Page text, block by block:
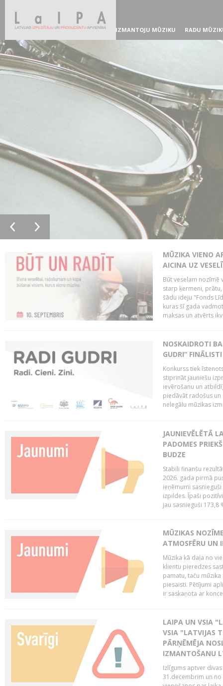
IZMANTOJU MŪZIKU RADU
MŪZIKA VIENO
AICINA UZ
Būt veselam nozīmē
starp ķermeni,
šādu ideju "Fonds
kuras šī gada
maksas un atvērts
NOSKAIDROTI
GUDRI” FINĀLISTI
Konkurss tiek
stiprināt jauniešu
ievērošanu un
piedāvāt radošus
nelegālu mūzikas
JAUNIEVĒLĒTĀ
PADOMES
BUDZE
Stabili finanšu
2026. gada pirmā
ieņēmumi
izpildes. Īpaši
jau sasnieguši 173,8
MŪZIKAS
ATMOSFĒRU UN
Mūzika kā daļa no
klientu pieredzes
pamatu, taču
piesaisti. Pētījumi
ir saskaņota ar
LAIPA UN VSIA
VSIA "LATVIJAS
PĀRŅĒMĒJA
IZMANTOŠANU
Izlīgums aptver
31.decembrim un no